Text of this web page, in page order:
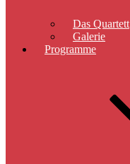
Das Quartett
Galerie
Programme